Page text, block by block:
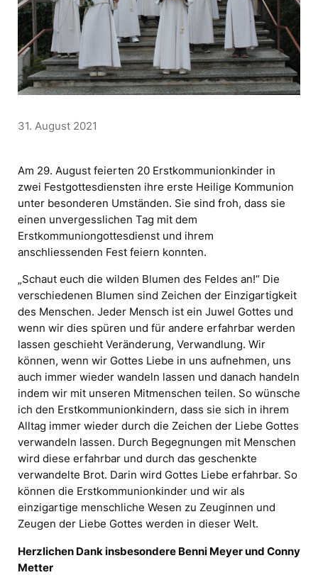
31. August 2021
Am 29. August feierten 20 Erstkommunionkinder in
zwei Festgottesdiensten ihre erste Heilige Kommunion
unter besonderen Umständen. Sie sind froh, dass sie
einen unvergesslichen Tag mit dem
Erstkommuniongottesdienst und ihrem
anschliessenden Fest feiern konnten.
„Schaut euch die wilden Blumen des Feldes an!“ Die
verschiedenen Blumen sind Zeichen der Einzigartigkeit
des Menschen. Jeder Mensch ist ein Juwel Gottes und
wenn wir dies spüren und für andere erfahrbar werden
lassen geschieht Veränderung, Verwandlung. Wir
können, wenn wir Gottes Liebe in uns aufnehmen, uns
auch immer wieder wandeln lassen und danach handeln
indem wir mit unseren Mitmenschen teilen. So wünsche
ich den Erstkommunionkindern, dass sie sich in ihrem
Alltag immer wieder durch die Zeichen der Liebe Gottes
verwandeln lassen. Durch Begegnungen mit Menschen
wird diese erfahrbar und durch das geschenkte
verwandelte Brot. Darin wird Gottes Liebe erfahrbar. So
können die Erstkommunionkinder und wir als
einzigartige menschliche Wesen zu Zeuginnen und
Zeugen der Liebe Gottes werden in dieser Welt.
Herzlichen Dank insbesondere Benni Meyer und Conny
Metter